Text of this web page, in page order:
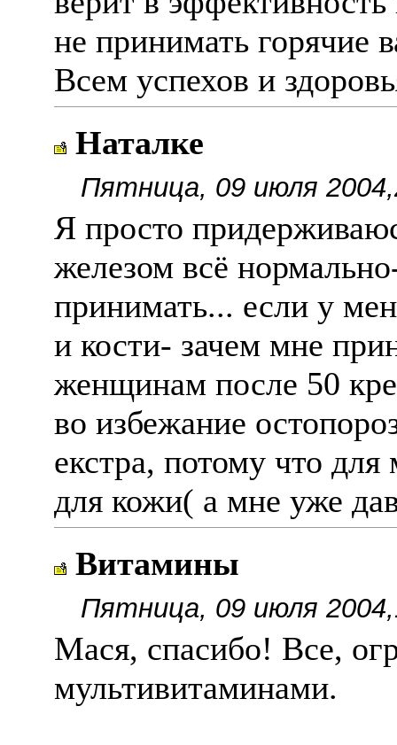
не принимать горячие
Всем успехов и
Наталке
Пятница, 09 июля
Я просто
железом всë
принимать... если у
и кости- зачем мне
женщинам после 50
во избежание
екстра, потому что
для кожи( а мне уже
Витамины
Пятница, 09 июля
Мася, спасибо! Все,
мультивитаминами.